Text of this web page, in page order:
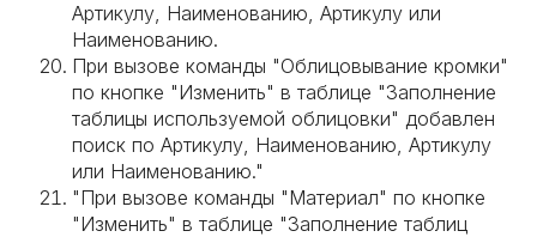
Артикулу, Наименованию, Артикулу или
Наименованию.
При вызове команды "Облицовывание кромки"
по кнопке "Изменить" в таблице "Заполнение
таблицы используемой облицовки" добавлен
поиск по Артикулу, Наименованию, Артикулу
или Наименованию."
"При вызове команды "Материал" по кнопке
"Изменить" в таблице "Заполнение таблиц